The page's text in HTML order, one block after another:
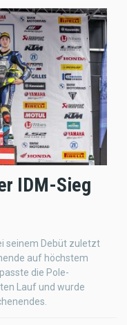
IDM-Sieg
seinem Debüt zuletzt
auf höchstem
die Pole-
Lauf und wurde